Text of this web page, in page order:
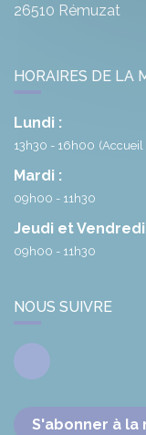
26510 Rémuzat
HORAIRES DE LA
Lundi :
13h30 - 16h00
Mardi :
09h00 - 11h30
Jeudi et Vendredi
09h00 - 11h30
NOUS SUIVRE
Facebook
S'abonner à